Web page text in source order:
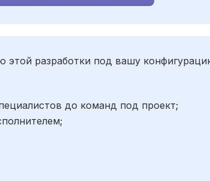
этой разработки под вашу
до команд под проект;